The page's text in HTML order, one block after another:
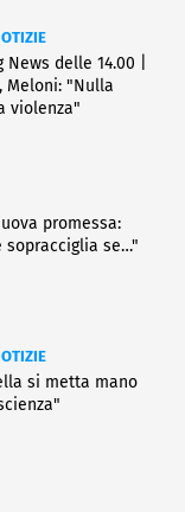
News delle 14.00 |
Meloni: "Nulla
violenza"
promessa:
sopracciglia se…"
si metta mano